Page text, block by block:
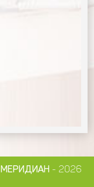
МЕРИДИАН - 2026